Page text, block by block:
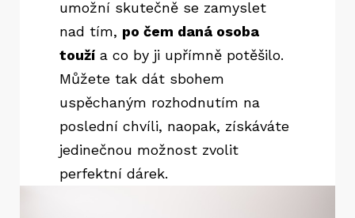
umožní skutečně se zamyslet
nad tím, po čem daná osoba
touží a co by ji upřímně potěšilo.
Můžete tak dát sbohem
uspěchaným rozhodnutím na
poslední chvíli, naopak, získáváte
jedinečnou možnost zvolit
perfektní dárek.